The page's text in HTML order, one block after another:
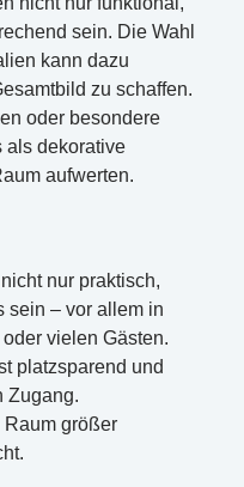
sein. Die Wahl
kann dazu
zu schaffen.
oder besondere
als dekorative
aufwerten.
nur praktisch,
sein – vor allem in
vielen Gästen.
platzsparend und
Zugang.
Raum größer